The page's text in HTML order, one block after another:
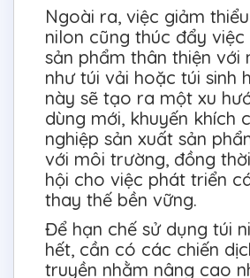
Ngoài ra, việc giảm
nilon cũng thúc đẩy
sản phẩm thân thiện với
như túi vải hoặc túi sinh
này sẽ tạo ra một xu
dùng mới, khuyến khích
nghiệp sản xuất sản
với môi trường, đồng
hội cho việc phát triển
thay thế bền vững.
Để hạn chế sử dụng túi
hết, cần có các chiến
truyền nhằm nâng cao